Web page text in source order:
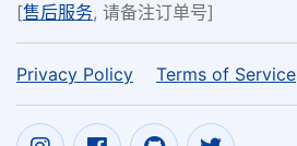
[售后服务, 请备注订单号]
Privacy Policy Terms of Service